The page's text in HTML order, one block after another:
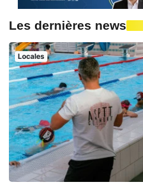
Les dernières news
Locales